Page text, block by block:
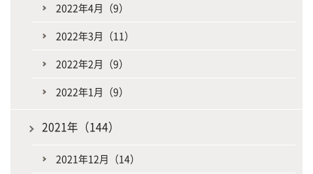
2022年4月（9）
2022年3月（11）
2022年2月（9）
2022年1月（9）
2021年（144）
2021年12月（14）